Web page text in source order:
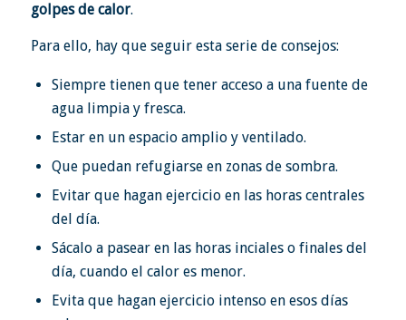
golpes de calor.
Para ello, hay que seguir esta serie de consejos:
Siempre tienen que tener acceso a una fuente de
agua limpia y fresca.
Estar en un espacio amplio y ventilado.
Que puedan refugiarse en zonas de sombra.
Evitar que hagan ejercicio en las horas centrales
del día.
Sácalo a pasear en las horas inciales o finales del
día, cuando el calor es menor.
Evita que hagan ejercicio intenso en esos días